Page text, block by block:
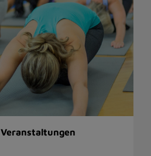
Veranstaltungen